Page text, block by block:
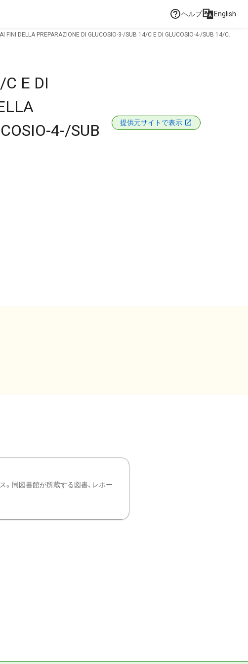
ヘルプ English
FINI DELLA PREPARAZIONE DI GLUCOSIO-3-/SUB 14/C E DI GLUCOSIO-4-/SUB 14/C.
E DI
4-/SUB
提供元サイトで表示
同図書館が所蔵する図書、レポー